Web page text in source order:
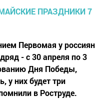
Первомая у россиян
- с 30 апреля по 3
Дня Победы,
у них будет три
в Роструде.